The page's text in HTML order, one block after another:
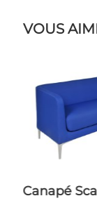
VOUS
Canapé